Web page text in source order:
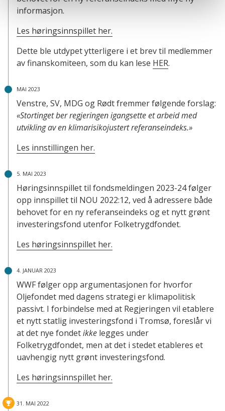
informasjon.
Les høringsinnspillet her.
Dette ble utdypet ytterligere i et brev til medlemmer
av finanskomiteen, som du kan lese HER.
MAI 2023
Venstre, SV, MDG og Rødt fremmer følgende forslag:
«Stortinget ber regjeringen igangsette et arbeid med
utvikling av en klimarisikojustert referanseindeks.»
Les innstillingen her.
5. MAI 2023
Høringsinnspillet til fondsmeldingen 2023-24 følger
opp innspillet til NOU 2022:12, ved å adressere både
behovet for en ny referanseindeks og et nytt grønt
investeringsfond utenfor Folketrygdfondet.
Les høringsinnspillet her.
4. JANUAR 2023
WWF følger opp argumentasjonen for hvorfor
Oljefondet med dagens strategi er klimapolitisk
passivt. I forbindelse med at Regjeringen vil etablere
et nytt statlig investeringsfond i Tromsø, foreslår vi
at det nye fondetikke legges under
Folketrygdfondet, men at det i stedet etableres et
uavhengig nytt grønt investeringsfond.
Les høringsinnspillet her.
31. MAI 2022